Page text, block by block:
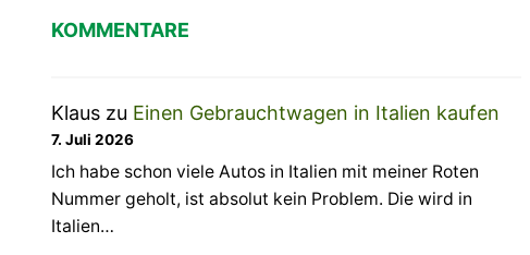
KOMMENTARE
Klaus zu Einen Gebrauchtwagen in Italien kaufen
7. Juli 2026
Ich habe schon viele Autos in Italien mit meiner Roten
Nummer geholt, ist absolut kein Problem. Die wird in
Italien…